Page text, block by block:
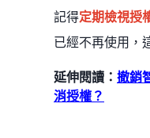
記得定期檢視授
已經不再使用，
延伸閱讀： 撤銷
消授權？